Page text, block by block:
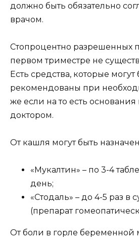
должно быть обязательно
врачом.
Стопроцентно разрешенных
первом триместре не
Есть средства, которые могут
рекомендованы при
же если на то есть
доктором.
От кашля могут быть
«Мукалтин» – по 3-4
день;
«Стодаль» – до 4-5 раз в
(препарат
От боли в горле беременной